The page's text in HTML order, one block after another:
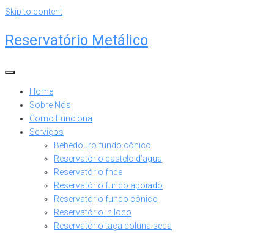
Skip to content
Reservatório Metálico
Home
Sobre Nós
Como Funciona
Serviços
Bebedouro fundo cônico
Reservatório castelo d’agua
Reservatório fnde
Reservatório fundo apoiado
Reservatório fundo cônico
Reservatório in loco
Reservatório taça coluna seca